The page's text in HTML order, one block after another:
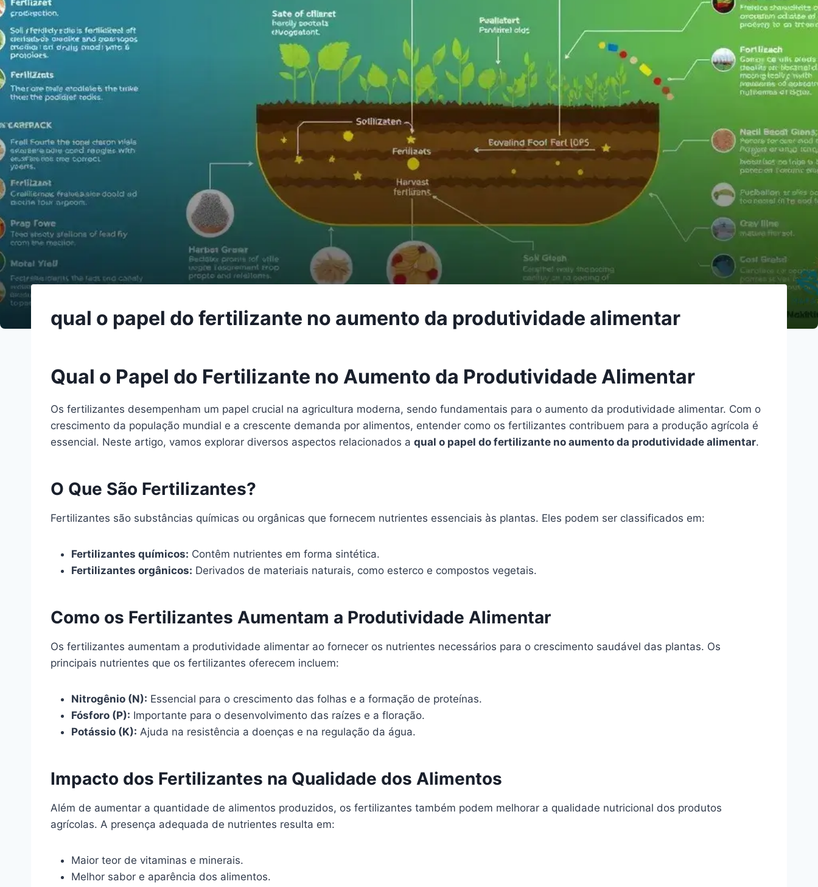
qual o papel do fertilizante no aumento da produtividade alimentar
Qual o Papel do Fertilizante no Aumento da Produtividade Alimentar
Os fertilizantes desempenham um papel crucial na agricultura moderna, sendo fundamentais para o aumento da produtividade alimentar. Com o
crescimento da população mundial e a crescente demanda por alimentos, entender como os fertilizantes contribuem para a produção agrícola é
essencial. Neste artigo, vamos explorar diversos aspectos relacionados a qual o papel do fertilizante no aumento da produtividade alimentar.
O Que São Fertilizantes?
Fertilizantes são substâncias químicas ou orgânicas que fornecem nutrientes essenciais às plantas. Eles podem ser classificados em:
Fertilizantes químicos: Contêm nutrientes em forma sintética.
Fertilizantes orgânicos: Derivados de materiais naturais, como esterco e compostos vegetais.
Como os Fertilizantes Aumentam a Produtividade Alimentar
Os fertilizantes aumentam a produtividade alimentar ao fornecer os nutrientes necessários para o crescimento saudável das plantas. Os
principais nutrientes que os fertilizantes oferecem incluem:
Nitrogênio (N): Essencial para o crescimento das folhas e a formação de proteínas.
Fósforo (P): Importante para o desenvolvimento das raízes e a floração.
Potássio (K): Ajuda na resistência a doenças e na regulação da água.
Impacto dos Fertilizantes na Qualidade dos Alimentos
Além de aumentar a quantidade de alimentos produzidos, os fertilizantes também podem melhorar a qualidade nutricional dos produtos
agrícolas. A presença adequada de nutrientes resulta em:
Maior teor de vitaminas e minerais.
Melhor sabor e aparência dos alimentos.